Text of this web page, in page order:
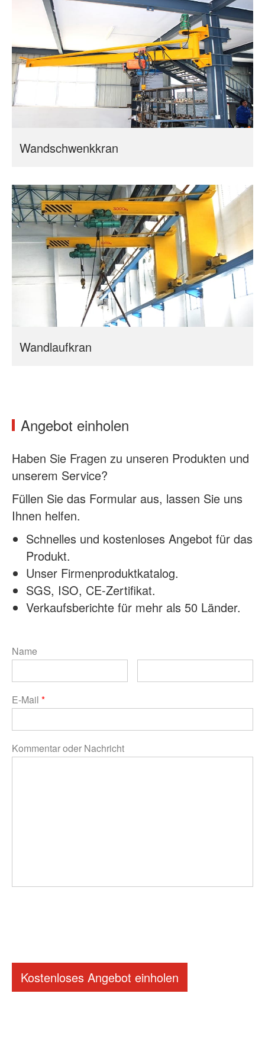
Wandschwenkkran
Wandlaufkran
Angebot einholen
Haben Sie Fragen zu unseren Produkten und
unserem Service?
Füllen Sie das Formular aus, lassen Sie uns
Ihnen helfen.
Schnelles und kostenloses Angebot für das
Produkt.
Unser Firmenproduktkatalog.
SGS, ISO, CE-Zertifikat.
Verkaufsberichte für mehr als 50 Länder.
Name
E-Mail *
Kommentar oder Nachricht
Kostenloses Angebot einholen